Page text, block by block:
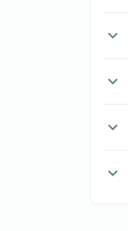
expand_more
expand_more
expand_more
expand_more